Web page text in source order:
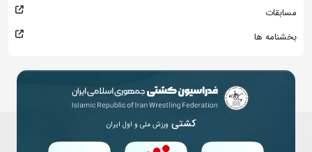
مسابقات
بخشنامه ها
کشتی ورزش ملی و اول ایران